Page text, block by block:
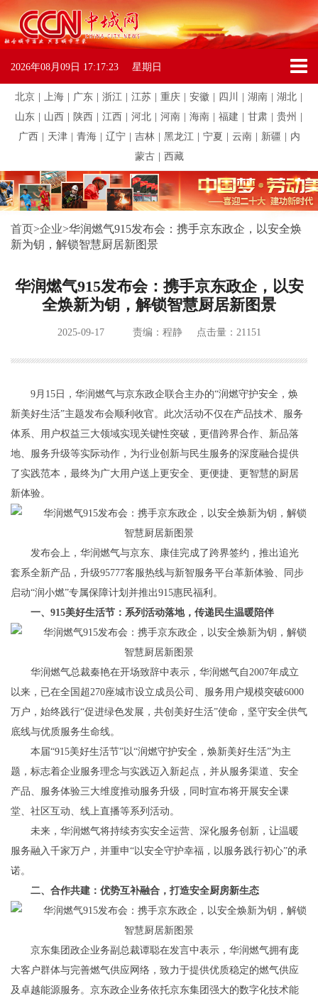
2026年08月09日 17:17:23 星期日
北京 上海 广东 浙江 江苏 重庆 安徽 四川 湖南 湖北
山东
山西 陕西 江西 河北 河南 海南 福建 甘肃 贵州
广西
天津 青海 辽宁 吉林 黑龙江 宁夏 云南 新疆
内
蒙古
西藏
首页>企业>华润燃气915发布会：携手京东政企，以安全焕
新为钥，解锁智慧厨居新图景
华润燃气915发布会：携手京东政企，以安
全焕新为钥，解锁智慧厨居新图景
2025-09-17 责编：程静 点击量：21151
9月15日，华润燃气与京东政企联合主办的“润燃守护安全，焕
新美好生活”主题发布会顺利收官。此次活动不仅在产品技术、服务
体系、用户权益三大领域实现关键性突破，更借跨界合作、新品落
地、服务升级等实际动作，为行业创新与民生服务的深度融合提供
了实践范本，最终为广大用户送上更安全、更便捷、更智慧的厨居
新体验。
发布会上，华润燃气与京东、康佳完成了跨界签约 ，推出追光
套系全新产品，升级95777客服热线与新智服务平台革新体验、同步
启动“润小燃”专属保障计划并推出915惠民福利。
一、915美好生活节：系列活动落地，传递民生温暖陪伴
华润燃气总裁秦艳在开场致辞中表示，华润燃气自2007年成立
以来，已在全国超270座城市设立成员公司、服务用户规模突破6000
万户，始终践行“促进绿色发展，共创美好生活”使命，坚守安全供气
底线与优质服务生命线。
本届“915美好生活节”以“润燃守护安全，焕新美好生活”为主
题，标志着企业服务理念与实践迈入新起点，并从服务渠道、安全
产品、服务体验三大维度推动服务升级，同时宣布将开展安全课
堂、社区互动、线上直播等系列活动。
未来，华润燃气将持续夯实安全运营、深化服务创新，让温暖
服务融入千家万户，并重申“以安全守护幸福，以服务践行初心”的承
诺。
二、合作共建：优势互补融合，打造安全厨房新生态
京东集团政企业务副总裁谭聪在发言中表示，华润燃气拥有庞
大客户群体与完善燃气供应网络，致力于提供优质稳定的燃气供应
及卓越能源服务。京东政企业务依托京东集团强大的数字化技术能